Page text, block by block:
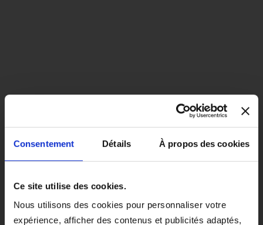
Consentement Détails À propos des cookies
Ce site utilise des cookies.
Nous utilisons des cookies pour personnaliser votre
expérience, afficher des contenus et publicités adaptés,
close
EN COLORIS NOIR, CE PRODUIT
SEPTEMBRE 2026.